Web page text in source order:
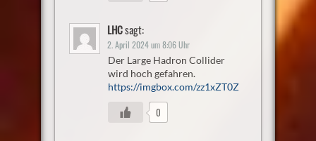
LHCsagt:
2. April 2024 um 8:06 Uhr
Der Large Hadron Collider
wird hoch gefahren.
https://imgbox.com/zz1xZT0Z
0